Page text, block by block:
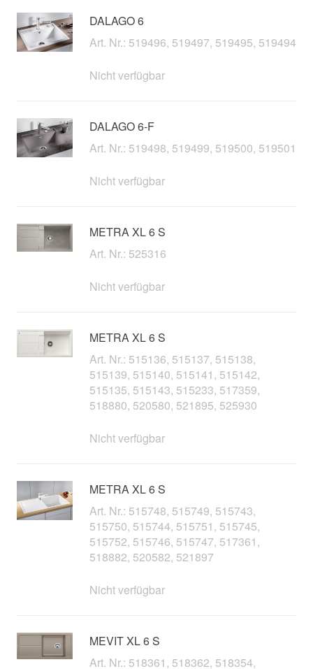
DALAGO 6
Art. Nr.: 519496, 519497, 519495, 519494
Nicht verfügbar
DALAGO 6-F
Art. Nr.: 519498, 519499, 519500, 519501
Nicht verfügbar
METRA XL 6 S
Art. Nr.: 525316
Nicht verfügbar
METRA XL 6 S
Art. Nr.: 515136, 515137, 515138,
515139, 515140, 515141, 515142,
515135, 515143, 515233, 517359,
518880, 520580, 521895, 525930
Nicht verfügbar
METRA XL 6 S
Art. Nr.: 515748, 515749, 515743,
515750, 515744, 515751, 515745,
515752, 515746, 515747, 517361,
518882, 520582, 521897
Nicht verfügbar
MEVIT XL 6 S
Art. Nr.: 518361, 518362, 518354,